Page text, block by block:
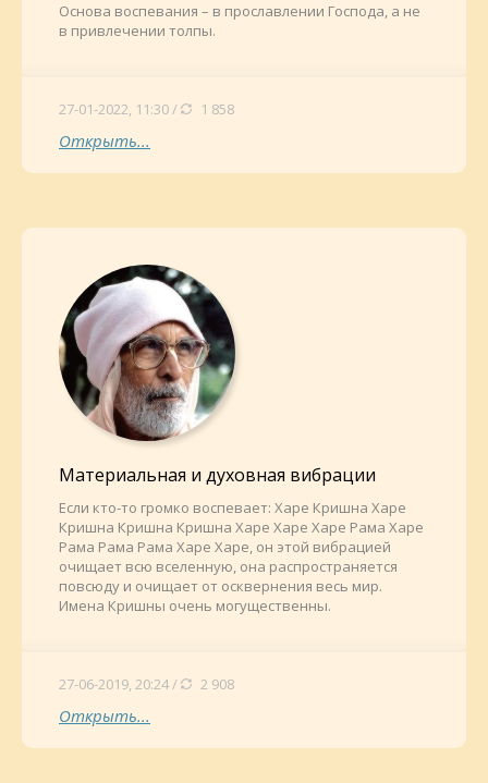
Основа воспевания – в прославлении Господа, а не
в привлечении толпы.
27-01-2022, 11:30 / 1 858
Открыть...
Материальная и духовная вибрации
Если кто-то громко воспевает: Харе Кришна Харе
Кришна Кришна Кришна Харе Харе Харе Рама Харе
Рама Рама Рама Харе Харе, он этой вибрацией
очищает всю вселенную, она распространяется
повсюду и очищает от осквернения весь мир.
Имена Кришны очень могущественны.
27-06-2019, 20:24 / 2 908
Открыть...